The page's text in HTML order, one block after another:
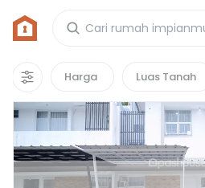
Harga Luas Tanah
Rumah di Kiara Residence
2properti
Hot Deals